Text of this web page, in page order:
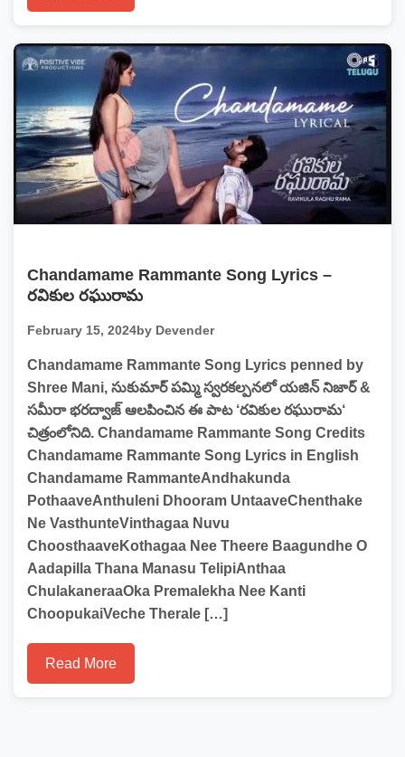
Chandamame Rammante Song Lyrics –
రవికుల రఘురామ
February 15, 2024by Devender
Chandamame Rammante Song Lyrics penned by
Shree Mani, సుకుమార్ పమ్మి స్వరకల్పనలో యజిన్ నిజార్ &
సమీరా భరద్వాజ్ ఆలపించిన ఈ పాట ‘రవికుల రఘురామ‘
చిత్రంలోనిది. Chandamame Rammante Song Credits
Chandamame Rammante Song Lyrics in English
Chandamame RammanteAndhakunda
PothaaveAnthuleni Dhooram UntaaveChenthake
Ne VasthunteVinthagaa Nuvu
ChoosthaaveKothagaa Nee Theere Baagundhe O
Aadapilla Thana Manasu TelipiAnthaa
ChulakaneraaOka Premalekha Nee Kanti
ChoopukaiVeche Therale […]
Read More